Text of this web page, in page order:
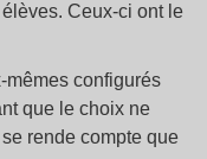
Ceux-ci ont le
mêmes configurés
que le choix ne
rende compte que